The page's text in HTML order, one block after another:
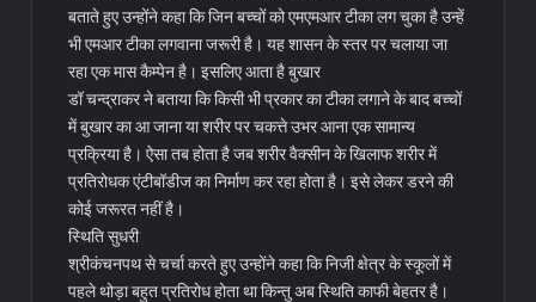
बताते हुए उन्होंने कहा कि जिन बच्चों को एमएमआर टीका लग चुका है उन्हें
भी एमआर टीका लगवाना जरूरी है। यह शासन के स्तर पर चलाया जा
रहा एक मास कैम्पेन है।इसलिए आता है बुखार
डॉ चन्द्राकर ने बताया कि किसी भी प्रकार का टीका लगाने के बाद बच्चों
में बुखार का आ जाना या शरीर पर चकत्ते उभर आना एक सामान्य
प्रक्रिया है। ऐसा तब होता है जब शरीर वैक्सीन के खिलाफ शरीर में
प्रतिरोधक एंटीबॉडीज का निर्माण कर रहा होता है। इसे लेकर डरने की
कोई जरूरत नहीं है।
स्थिति सुधरी
श्रीकंचनपथ से चर्चा करते हुए उन्होंने कहा कि निजी क्षेत्र के स्कूलों में
पहले थोड़ा बहुत प्रतिरोध होता था किन्तु अब स्थिति काफी बेहतर है।